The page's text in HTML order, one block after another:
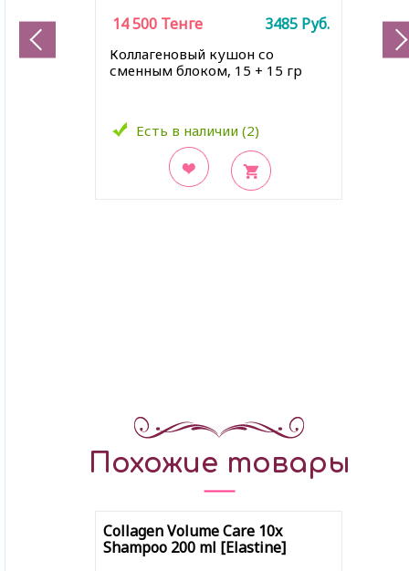
Коллагеновый кушон со
сменным блоком, 15 + 15 гр
Есть в наличии (2)
14 500 Тенге 3485 Руб.
Похожие товары
Collagen Volume Care 10x
Shampoo 200 ml [Elastine]